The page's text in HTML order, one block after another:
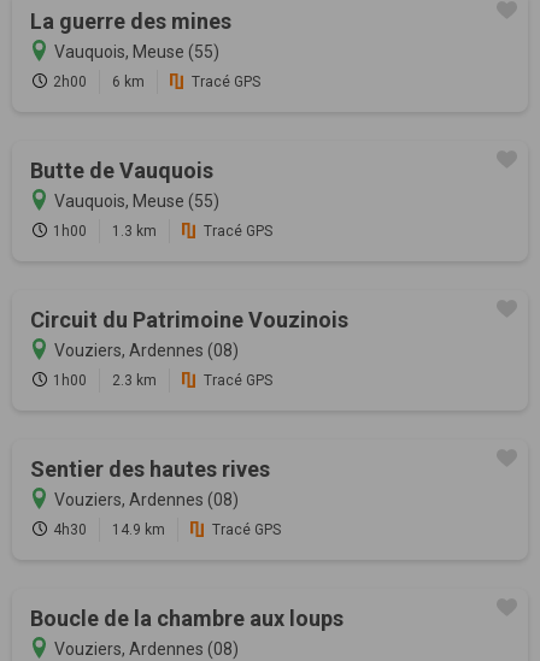
La guerre des mines
Vauquois, Meuse (55)
2h00 6 km Tracé GPS
Butte de Vauquois
Vauquois, Meuse (55)
1h00 1.3 km Tracé GPS
Circuit du Patrimoine Vouzinois
Vouziers, Ardennes (08)
1h00 2.3 km Tracé GPS
Sentier des hautes rives
Vouziers, Ardennes (08)
4h30 14.9 km Tracé GPS
Boucle de la chambre aux loups
Vouziers, Ardennes (08)